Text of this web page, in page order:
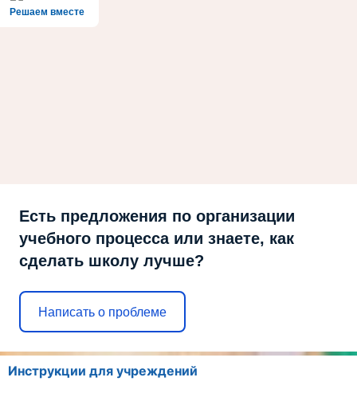
Решаем вместе
Есть предложения по организации
учебного процесса или знаете, как
сделать школу лучше?
Написать о проблеме
Инструкции для учреждений